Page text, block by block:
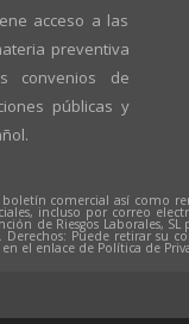
acceso a las
preventiva
convenios de
públicas y
comercial así como
incluso por correo
de Riesgos Laborales,
Derechos: Puede retirar su
el enlace de Política de